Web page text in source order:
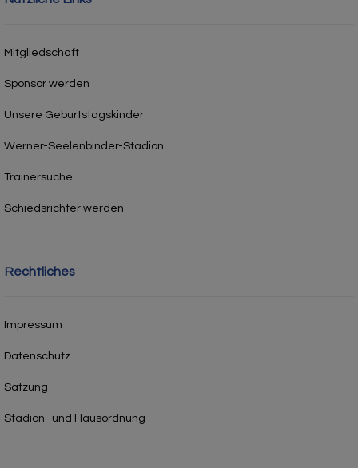
Mitgliedschaft
Sponsor werden
Unsere Geburtstagskinder
Werner-Seelenbinder-Stadion
Trainersuche
Schiedsrichter werden
Rechtliches
Impressum
Datenschutz
Satzung
Stadion- und Hausordnung